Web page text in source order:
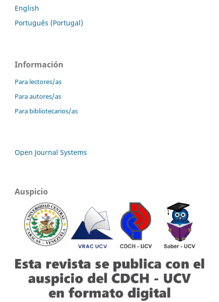
English
Português (Portugal)
Información
Para lectores/as
Para autores/as
Para bibliotecarios/as
Open Journal Systems
Auspicio